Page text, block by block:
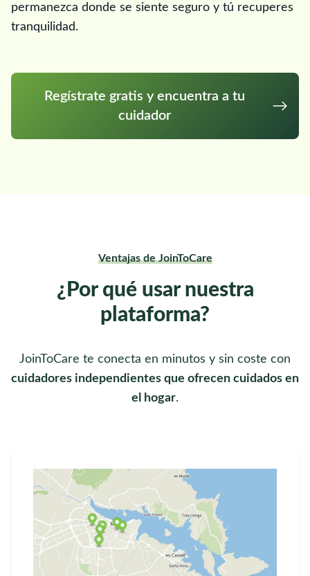
permanezca donde se siente seguro y tú recuperes
tranquilidad.
Regístrate gratis y encuentra a tu
cuidador
Ventajas de JoinToCare
¿Por qué usar nuestra
plataforma?
JoinToCare te conecta en minutos y sin coste con
cuidadores independientes que ofrecen cuidados en
el hogar.